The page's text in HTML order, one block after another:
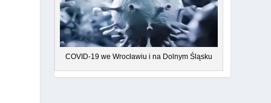
COVID-19 we Wrocławiu i na Dolnym Śląsku